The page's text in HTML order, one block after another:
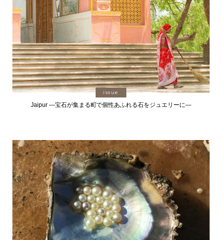
issue
Jaipur ―宝石が集まる町で個性あふれる石をジュエリーに―